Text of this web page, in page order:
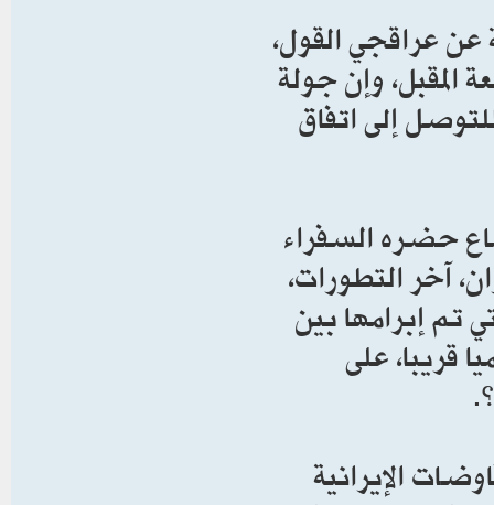
عن عراقجي القول،
المقبل، وإن جولة
إلى اتفاق
حضره السفراء
آخر التطورات،
تم إبرامها بين
قريبا، على
الإيرانية